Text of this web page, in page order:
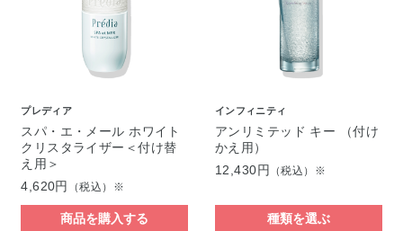
プレディア
スパ・エ・メール ホワイト
クリスタライザー＜付け替
え用＞
4,620円
（税込）※
商品を購入する
インフィニティ
アンリミテッド キー （付け
かえ用）
12,430円
（税込）※
種類を選ぶ